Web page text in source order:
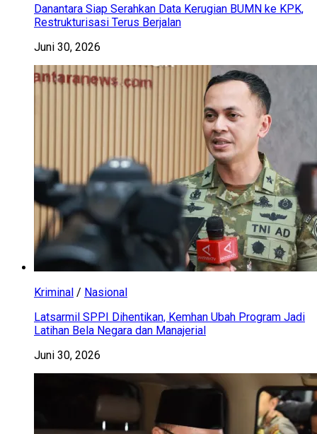
Danantara Siap Serahkan Data Kerugian BUMN ke KPK,
Restrukturisasi Terus Berjalan
Juni 30, 2026
Kriminal / Nasional
Latsarmil SPPI Dihentikan, Kemhan Ubah Program Jadi
Latihan Bela Negara dan Manajerial
Juni 30, 2026